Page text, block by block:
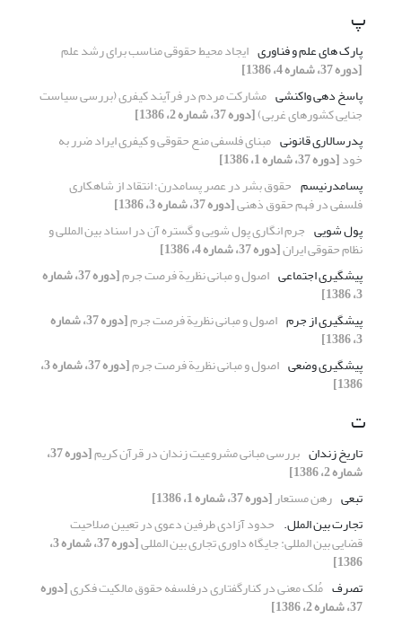
پ
پارک های علم و فناوری ایجاد محیط حقوقی مناسب برای رشد علم
[دوره 37، شماره 4، 1386]
پاسخ دهی واکنشی مشارکت مردم در فرآیند کیفری (بررسی سیاست
جنایی کشورهای غربی)[دوره 37، شماره 2، 1386]
پدرسالاری قانونی مبنای فلسفی منع حقوقی و کیفری ایراد ضرر به
خود[دوره 37، شماره 1، 1386]
پسامدرنیسم حقوق بشر در عصر پسامدرن؛ انتقاد از شاهکاری
فلسفی در فهم حقوق ذهنی[دوره 37، شماره 3، 1386]
پول شویی جرم انگاری پول شویی و گستره آن در اسناد بین المللی و
نظام حقوقی ایران[دوره 37، شماره 4، 1386]
پیشگیری اجتماعی اصول و مبانی نظریة فرصت جرم [دوره 37، شماره
3، 1386]
پیشگیری از جرم اصول و مبانی نظریة فرصت جرم [دوره 37، شماره
3، 1386]
پیشگیری وضعی اصول و مبانی نظریة فرصت جرم [دوره 37، شماره 3،
1386]
ت
تاریخ زندان بررسی مبانی مشروعیت زندان در قرآن کریم [دوره 37،
شماره 2، 1386]
تبعی رهن مستعار[دوره 37، شماره 1، 1386]
تجارت بین الملل. حدود آزادی طرفین دعوی در تعیین صلاحیت
قضایی بین المللی: جایگاه داوری تجاری بین المللی [دوره 37، شماره 3،
1386]
تصرف مُلک معنی در کنارگفتاری درفلسفه حقوق مالکیت فکری[دوره
37، شماره 2، 1386]